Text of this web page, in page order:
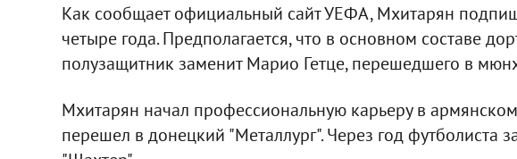
Как сообщает официальный сайт УЕФА, Мхитарян
четыре года. Предполагается, что в основном составе
полузащитник заменит Марио Гетце, перешедшего в
Мхитарян начал профессиональную карьеру в
перешел в донецкий "Металлург". Через год футболиста